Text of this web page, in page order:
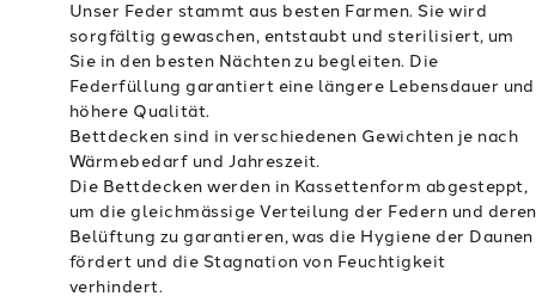
Unser Feder stammt aus besten Farmen. Sie wird
sorgfältig gewaschen, entstaubt und sterilisiert, um
Sie in den besten Nächten zu begleiten. Die
Federfüllung garantiert eine längere Lebensdauer und
höhere Qualität.
Bettdecken sind in verschiedenen Gewichten je nach
Wärmebedarf und Jahreszeit.
Die Bettdecken werden in Kassettenform abgesteppt,
um die gleichmässige Verteilung der Federn und deren
Belüftung zu garantieren, was die Hygiene der Daunen
fördert und die Stagnation von Feuchtigkeit
verhindert.